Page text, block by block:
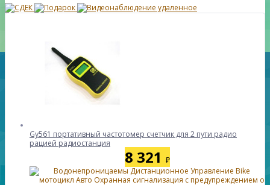
Gy561 портативный частотомер счетчик для 2 пути радио
рацией радиостанция
8 321 ₽